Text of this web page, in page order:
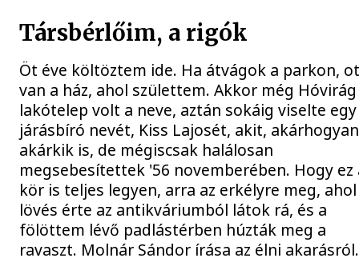
Társbérlőim, a rigók
Öt éve költöztem ide. Ha átvágok a parkon,
van a ház, ahol születtem. Akkor még Hóvirág
lakótelep volt a neve, aztán sokáig viselte egy
járásbíró nevét, Kiss Lajosét, akit,
akárkik is, de mégiscsak halálosan
megsebesítettek '56 novemberében. Hogy ez
kör is teljes legyen, arra az erkélyre meg,
lövés érte az antikváriumból látok rá, és a
fölöttem lévő padlástérben húzták meg a
ravaszt. Molnár Sándor írása az élni akarásról.